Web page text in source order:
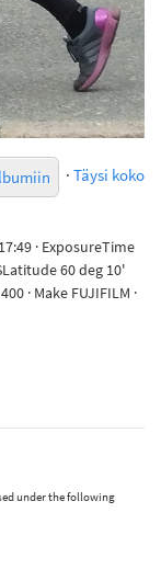
· Täysi koko
· ExposureTime
60 deg 10'
· Make FUJIFILM ·
under the following